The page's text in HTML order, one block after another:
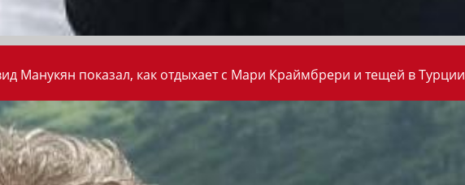
Манукян показал, как отдыхает с Мари Краймбрери и тещей в Турции